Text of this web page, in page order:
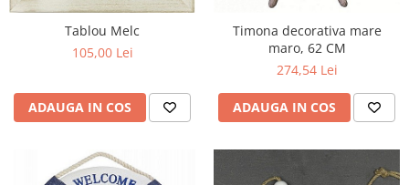
Tablou Melc
105,00 Lei
ADAUGA IN COS
Timona decorativa mare
maro, 62 CM
274,54 Lei
ADAUGA IN COS